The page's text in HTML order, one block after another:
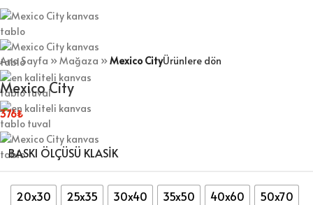
Ana Sayfa »Mağaza »Mexico CityÜrünlere dön
Mexico City
376₺
BASKI ÖLÇÜSÜ KLASIK
20x30 25x35 30x40 35x50 40x60
50x70